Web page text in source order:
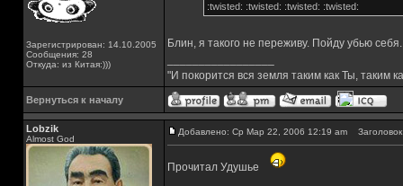
Зарегистрирован: 14.10.2005
Сообщения: 28
Откуда: из Китая:)))
:twisted: :twisted: :twisted: :twisted:
Блин, я такого не переживу. Пойду убью
"И покорится вся земля таким как Ты, таким
Вернуться к началу
Lobzik
Almost God
Добавлено: Ср Мар 22, 2006 12:19 am
Прочитал Удушье